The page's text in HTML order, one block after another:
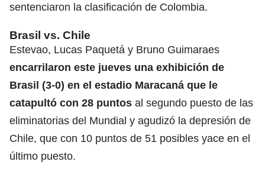
sentenciaron la clasificación de Colombia.
Brasil vs. Chile
Estevao, Lucas Paquetá y Bruno Guimaraes
encarrilaron este jueves una exhibición de
Brasil (3-0) en el estadio Maracaná que le
catapultó con 28 puntos al segundo puesto de las
eliminatorias del Mundial y agudizó la depresión de
Chile, que con 10 puntos de 51 posibles yace en el
último puesto.